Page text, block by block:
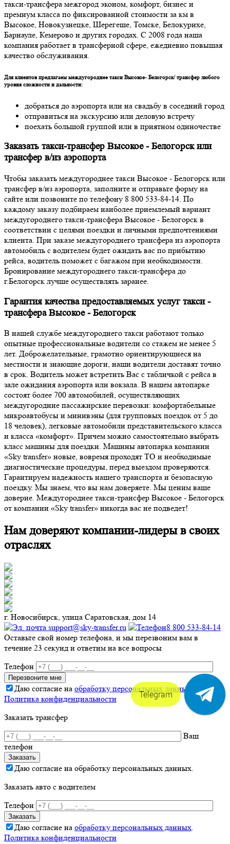
такси-трансфера межгород эконом, комфорт, бизнес и
премиум класса по фиксированной стоимости за км в
Высокое, Новокузнецке, Шерегеше, Томске, Белокурихе,
Барнауле, Кемерово и других городах. С 2008 года наша
компания работает в трансферной сфере, ежедневно повышая
качество обслуживания.
Для клиентов предлагаем междугороднее такси Высокое- Белогорск/ трансфер любого
уровня сложности и дальности:
добраться до аэропорта или на свадьбу в соседний город
отправиться на экскурсию или деловую встречу
поехать большой группой или в приятном одиночестве
Заказать такси-трансфер Высокое - Белогорск или
трансфер в/из аэропорта
Чтобы заказать междугороднее такси Высокое - Белогорск или
трансфер в/из аэропорта, заполните и отправьте форму на
сайте или позвоните по телефону 8 800 533-84-14. По
каждому заказу подбираем наиболее приемлемый вариант
междугороднего такси-трансфера Высокое - Белогорск в
соответствии с целями поездки и личными предпочтениями
клиента. При заказе междугороднего трансфера из аэропорта
автомобиль с водителем будет ожидать вас по прибытию
рейса, водитель поможет с багажом при необходимости.
Бронирование междугороднего такси-трансфера до
г.Белогорск лучше осуществлять заранее.
Гарантия качества предоставляемых услуг такси -
трансфера Высокое - Белогорск
В нашей службе междугороднего такси работают только
опытные профессиональные водители со стажем не менее 5
лет. Доброжелательные, грамотно ориентирующиеся на
местности и знающие дороги, наши водители доставят точно
в срок. Водитель может встретить Вас с табличкой с рейса в
зале ожидания аэропорта или вокзала. В нашем автопарке
состоят более 700 автомобилей, осуществляющих
междугородние пассажирские перевозки: комфортабельные
микроавтобусы и минивэны (для групповых поездок от 5 до
18 человек), легковые автомобили представительского класса
и класса «комфорт». Причем можно самостоятельно выбрать
класс машины для поездки. Машины автопарка компании
«Sky transfer» новые, вовремя проходят ТО и необходимые
диагностические процедуры, перед выездом проверяются.
Гарантируем надежность нашего транспорта и безопасную
поездку. Мы знаем, что вы нам доверяете. Мы ценим ваше
доверие. Междугороднее такси-трансфер Высокое - Белогорск
от компании «Sky transfer» никогда вас не подведет!
Нам доверяют компании-лидеры в своих
отраслях
г. Новосибирск, улица Саратовская, дом 14
support@sky-transfer.ru
8 800 533-84-14
Оставьте свой номер телефона, и мы перезвоним вам в
течение 23 секунд и ответим на все вопросы
Телефон
Даю согласие на обработку персональных данных
Политика конфиденциальности
Заказать трансфер
Ваш
телефон
Даю согласие на обработку персональных данных.
Заказать авто с водителем
Телефон
Даю согласие на обработку персональных данных.
Политика конфиденциальности
Telegram